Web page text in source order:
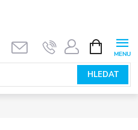
HLEDAT
NÁKUPNÍ
KOŠÍK